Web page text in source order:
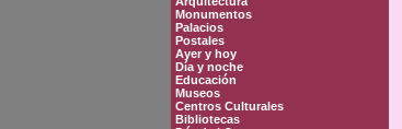
Monumentos
Palacios
Postales
Ayer y hoy
Día y noche
Educación
Museos
Centros Culturales
Bibliotecas